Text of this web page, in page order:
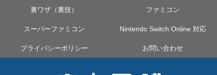
裏ワザ（裏技） ファミコン
スーパーファミコン Nintendo Switch Online 対応
プライバシーポリシー お問い合わせ